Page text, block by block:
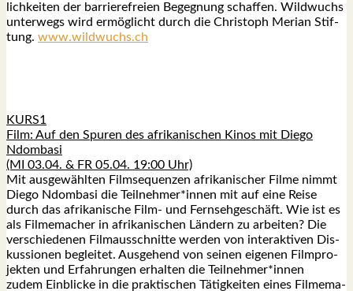
lich­kei­ten der bar­rie­re­frei­en Begeg­nung schaf­fen. Wild­wuchs
unter­wegs wird ermög­licht durch die Chris­toph Meri­an Stif­
tung. www.wildwuchs.ch
KURS1
Film: Auf den Spu­ren des afri­ka­ni­schen Kinos mit Die­go
Ndom­ba­si
(MI 03.04. & FR 05.04. 19:00 Uhr)
Mit aus­ge­wähl­ten Film­se­quen­zen afri­ka­ni­scher Fil­me nimmt
Die­go Ndom­ba­si die Teilnehmer*innen mit auf eine Rei­se
durch das afri­ka­ni­sche Film- und Fern­seh­ge­schäft. Wie ist es
als Fil­me­ma­cher in afri­ka­ni­schen Län­dern zu arbei­ten? Die
ver­schie­de­nen Film­aus­schnit­te wer­den von inter­ak­ti­ven Dis­
kus­sio­nen beglei­tet. Aus­ge­hend von sei­nen eige­nen Film­pro­
jek­ten und Erfah­run­gen erhal­ten die Teilnehmer*innen
zudem Ein­bli­cke in die prak­ti­schen Tätig­kei­ten eines Fil­me­ma­